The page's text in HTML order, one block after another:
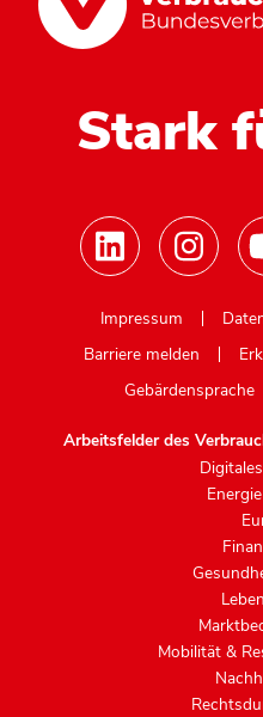
Stark
Impressum
Barriere melden
Gebärdensprache
Arbeitsfelder des
Mobilität &